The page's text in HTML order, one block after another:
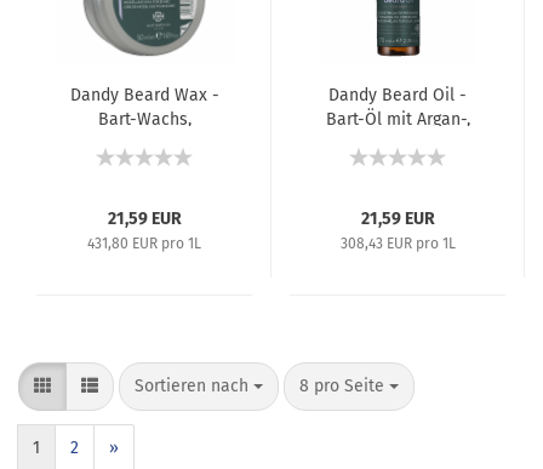
Dandy Beard Wax -
Bart-Wachs,
50 ml
21,59 EUR
431,80 EUR pro 1L
Dandy Beard Oil -
Bart-Öl mit Argan-,
70 ml
21,59 EUR
308,43 EUR pro 1L
Sortieren nach 8 pro Seite
1 2 »